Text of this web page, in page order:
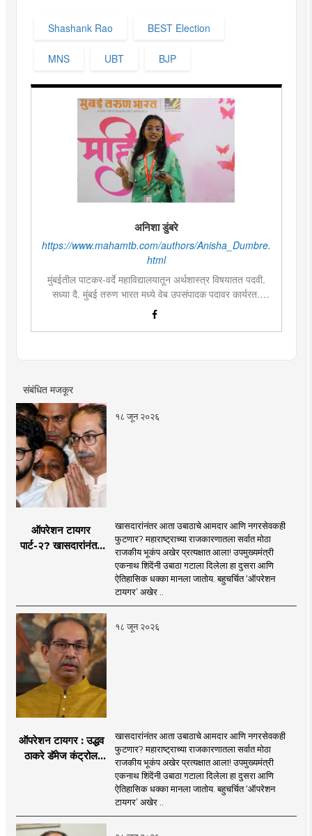
Shashank Rao BEST Election
MNS UBT BJP
अनिशा डुंबरे
https://www.mahamtb.com/authors/Anisha_Dumbre.
html
मुंबईतील पाटकर-वर्दे महाविद्यालयातून अर्थशास्त्र विषयातत पदवी.
सध्या दै. मुंबई तरुण भारत मध्ये वेब उपसंपादक पदावर कार्यरत.
लिखाण, वाचन आणि निवेदनाची विशेष आवड. मराठी साहित्य,
इतिहास, राजकारण, आणि मनोरंजन विषयांत रस. महाविद्यालयीन
संबंधित मजकूर
१८ जून २०२६
ऑपरेशन टायगर
पार्ट-२? खासदारांनंतर
खासदारांनंतर आता उबाठाचे आमदार आणि नगरसेवकही
फुटणार? महाराष्ट्राच्या राजकारणातला सर्वात मोठा
राजकीय भूकंप अखेर प्रत्यक्षात आला! उपमुख्यमंत्री
एकनाथ शिंदेंनी उबाठा गटाला दिलेला हा दुसरा आणि
ऐतिहासिक धक्का मानला जातोय. बहुचर्चित ‘ऑपरेशन
टायगर’ अखेर ..
१८ जून २०२६
ऑपरेशन टायगर : उद्धव
ठाकरे डॅमेज कंट्रोल
शिंदेंकडे जाण्याच्या चर्चा
सुरू
खासदारांनंतर आता उबाठाचे आमदार आणि नगरसेवकही
फुटणार? महाराष्ट्राच्या राजकारणातला सर्वात मोठा
राजकीय भूकंप अखेर प्रत्यक्षात आला! उपमुख्यमंत्री
एकनाथ शिंदेंनी उबाठा गटाला दिलेला हा दुसरा आणि
ऐतिहासिक धक्का मानला जातोय. बहुचर्चित ‘ऑपरेशन
टायगर’ अखेर ..